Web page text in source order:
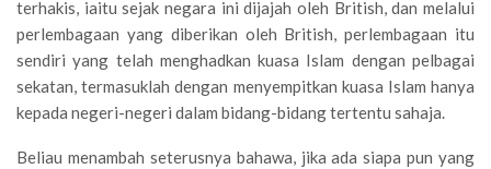
terhakis, iaitu sejak negara ini dijajah oleh British, dan melalui
perlembagaan yang diberikan oleh British, perlembagaan itu
sendiri yang telah menghadkan kuasa Islam dengan pelbagai
sekatan, termasuklah dengan menyempitkan kuasa Islam hanya
kepada negeri-negeri dalam bidang-bidang tertentu sahaja.
Beliau menambah seterusnya bahawa, jika ada siapa pun yang